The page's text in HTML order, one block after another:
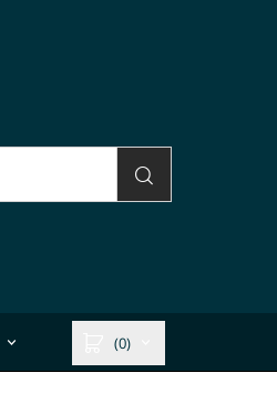
(0)